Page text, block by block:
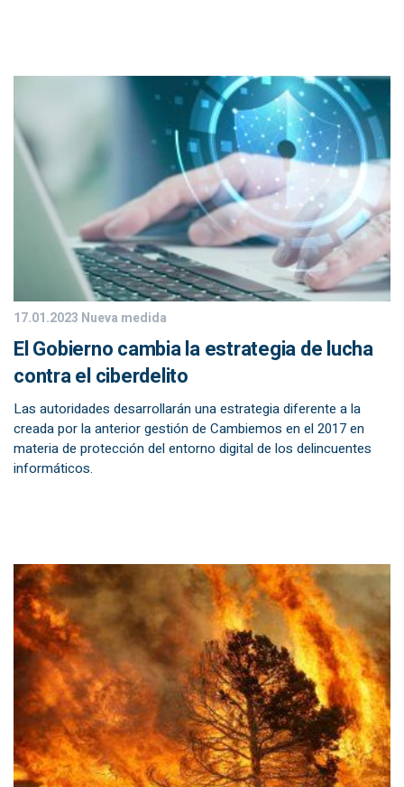
17.01.2023 Nueva medida
El Gobierno cambia la estrategia de lucha
contra el ciberdelito
Las autoridades desarrollarán una estrategia diferente a la
creada por la anterior gestión de Cambiemos en el 2017 en
materia de protección del entorno digital de los delincuentes
informáticos.